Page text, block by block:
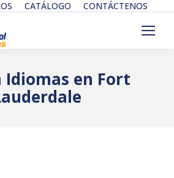
CATÁLOGO CONTÁCTENOS
Idiomas en Fort